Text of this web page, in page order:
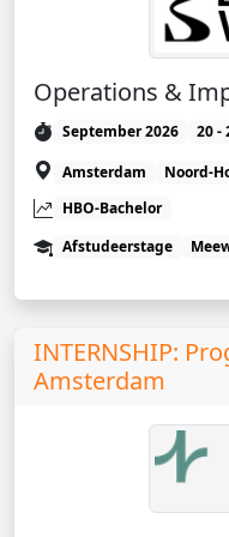
Operations &
September 2026 20 -
Amsterdam
Noord-
HBO-Bachelor
Afstudeerstage
INTERNSHIP:
Amsterdam